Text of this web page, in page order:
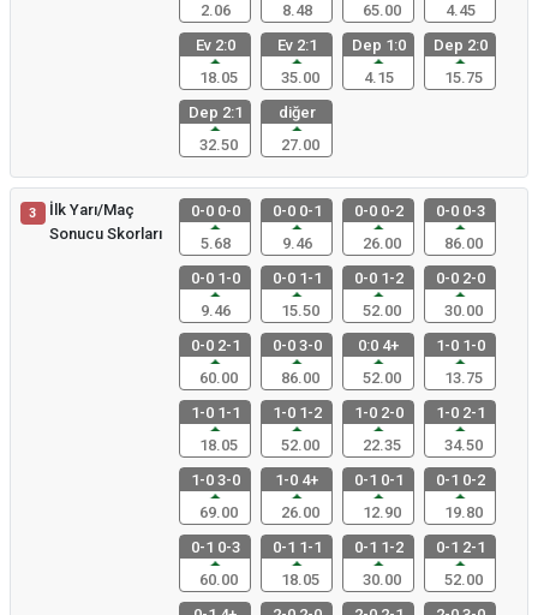
2.06
8.48
65.00
4.45
Ev 2:0
18.05
Ev 2:1
35.00
Dep 1:0
4.15
Dep 2:0
15.75
Dep 2:1
32.50
diğer
27.00
3
İlk Yarı/Maç
Sonucu Skorları
0-0 0-0
5.68
0-0 0-1
9.46
0-0 0-2
26.00
0-0 0-3
86.00
0-0 1-0
9.46
0-0 1-1
15.50
0-0 1-2
52.00
0-0 2-0
30.00
0-0 2-1
60.00
0-0 3-0
86.00
0:0 4+
52.00
1-0 1-0
13.75
1-0 1-1
18.05
1-0 1-2
52.00
1-0 2-0
22.35
1-0 2-1
34.50
1-0 3-0
69.00
1-0 4+
26.00
0-1 0-1
12.90
0-1 0-2
19.80
0-1 0-3
60.00
0-1 1-1
18.05
0-1 1-2
30.00
0-1 2-1
52.00